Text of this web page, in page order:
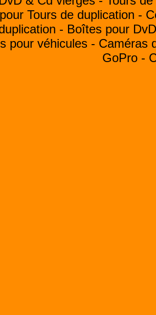
Tours de duplication -
- Boîtes pour
pour véhicules - Caméras
GoPro -